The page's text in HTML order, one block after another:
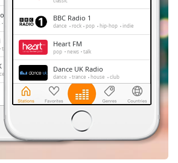
1
hip-hop indie
talk
Radio
house club
BBC Radio 1
dance rock pop hip-hop indie
Heart FM
pop news talk
Dance UK Radio
dance trance house club
LBC
news talk
Gold Radio